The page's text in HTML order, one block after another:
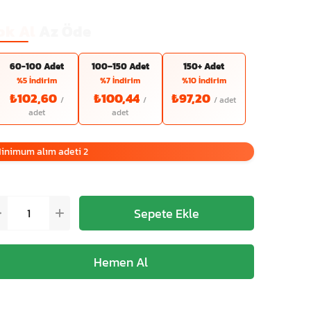
60-100 Adet
%5 İndirim
₺102,60
100–150 Adet
%7 İndirim
₺100,44
150+ Adet
%10 İndirim
₺97,20
alım adeti 2